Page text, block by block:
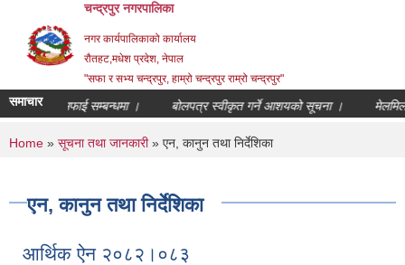
चन्द्रपुर नगरपालिका
नगर कार्यपालिकाको कार्यालय
रौतहट,मधेश प्रदेश, नेपाल
"सफा र सभ्य चन्द्रपुर, हाम्रो चन्द्रपुर राम्रो चन्द्रपुर"
समाचारसरसफाई सम्बन्धमा । बोलपत्र स्वीकृत गर्ने आशयको सूचना ।
You are here
Home » सूचना तथा जानकारी» एन, कानुन तथा निर्देशिका
एन, कानुन तथा निर्देशिका
आर्थिक ऐन २०८२।०८३